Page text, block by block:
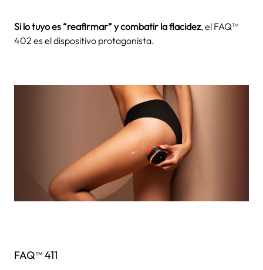
Si lo tuyo es “reafirmar” y combatir la flacidez, el FAQ™
402 es el dispositivo protagonista.
FAQ™ 411